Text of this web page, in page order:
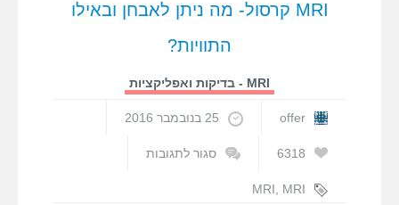
MRI – בדיקות ואפליקציות
MRI קרסול- מה ניתן לאבחן ובאילו
התוויות?
MRI - בדיקות ואפליקציות
offer 25 בנובמבר 2016
6318
סגור לתגובות
MRI
MRI